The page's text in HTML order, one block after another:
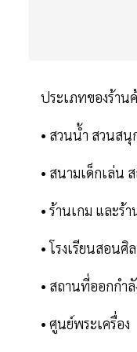
ประเภทของร้าน
• สวนน้ำ สวนสนุ
• สนามเด็กเล่น
• ร้านเกม และร้
• โรงเรียนสอนศิ
• สถานที่ออกกำ
• ศูนย์พระเครื่อง